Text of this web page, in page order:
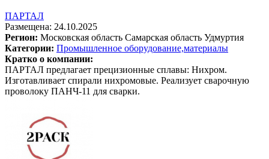
ПАРТАЛ
Размещена: 24.10.2025
Регион: Московская область Самарская область Удмуртия
Категории: Промышленное оборудование,материалы
Кратко о компании:
ПАРТАЛ предлагает прецизионные сплавы: Нихром.
Изготавливает спирали нихромовые. Реализует сварочную
проволоку ПАНЧ-11 для сварки.